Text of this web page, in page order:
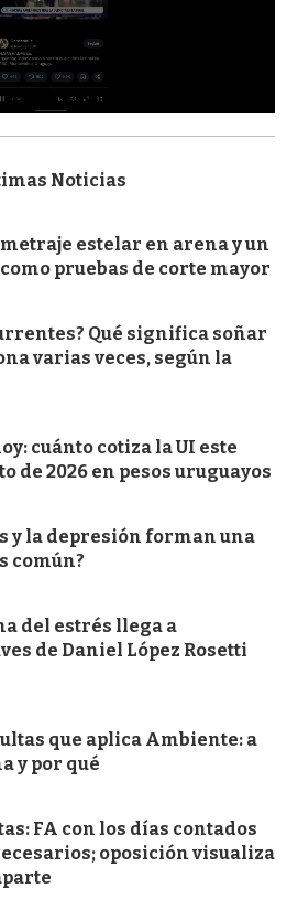
Noticias
estelar en arena y un
pruebas de corte mayor
Qué significa soñar
varias veces, según la
cuánto cotiza la UI este
de 2026 en pesos uruguayos
y la depresión forman una
común?
del estrés llega a
de Daniel López Rosetti
que aplica Ambiente: a
y por qué
FA con los días contados
oposición visualiza